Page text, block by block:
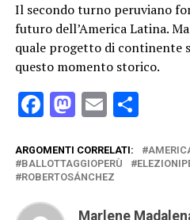
Il secondo turno peruviano
futuro dell’America Latina.
quale progetto di continente
questo momento storico.
Facebook
Mastodon
Email
ARGOMENTI CORRELATI:
BALLOTTAGGIOPERÙ
ROBERTOSÁNCHEZ
Marlene